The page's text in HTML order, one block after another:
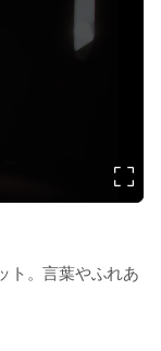
ト。言葉やふれあ
るまいであなたの